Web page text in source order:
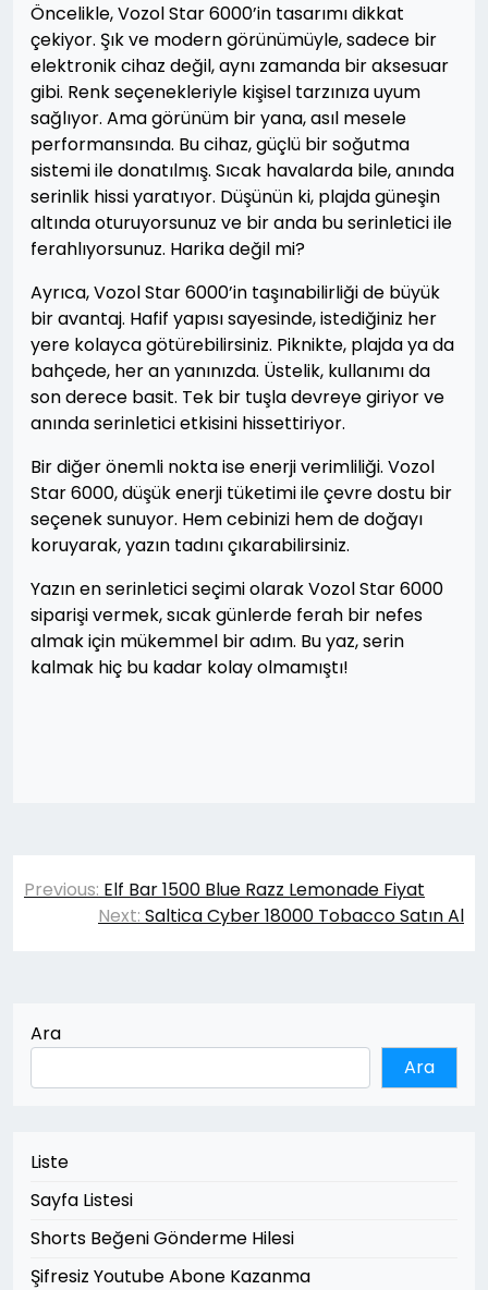
Öncelikle, Vozol Star 6000’in tasarımı dikkat
çekiyor. Şık ve modern görünümüyle, sadece bir
elektronik cihaz değil, aynı zamanda bir aksesuar
gibi. Renk seçenekleriyle kişisel tarzınıza uyum
sağlıyor. Ama görünüm bir yana, asıl mesele
performansında. Bu cihaz, güçlü bir soğutma
sistemi ile donatılmış. Sıcak havalarda bile, anında
serinlik hissi yaratıyor. Düşünün ki, plajda güneşin
altında oturuyorsunuz ve bir anda bu serinletici ile
ferahlıyorsunuz. Harika değil mi?
Ayrıca, Vozol Star 6000’in taşınabilirliği de büyük
bir avantaj. Hafif yapısı sayesinde, istediğiniz her
yere kolayca götürebilirsiniz. Piknikte, plajda ya da
bahçede, her an yanınızda. Üstelik, kullanımı da
son derece basit. Tek bir tuşla devreye giriyor ve
anında serinletici etkisini hissettiriyor.
Bir diğer önemli nokta ise enerji verimliliği. Vozol
Star 6000, düşük enerji tüketimi ile çevre dostu bir
seçenek sunuyor. Hem cebinizi hem de doğayı
koruyarak, yazın tadını çıkarabilirsiniz.
Yazın en serinletici seçimi olarak Vozol Star 6000
siparişi vermek, sıcak günlerde ferah bir nefes
almak için mükemmel bir adım. Bu yaz, serin
kalmak hiç bu kadar kolay olmamıştı!
Yazı
gezinmesi
Previous: Elf Bar 1500 Blue Razz Lemonade Fiyat
Next: Saltica Cyber 18000 Tobacco Satın Al
Ara
Ara
Liste
Sayfa Listesi
Shorts Beğeni Gönderme Hilesi
Şifresiz Youtube Abone Kazanma